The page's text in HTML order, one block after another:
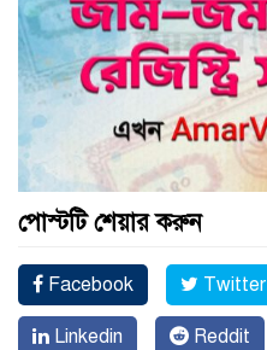
পোস্টটি শেয়ার করুন
Facebook Twitter
Linkedin Reddit